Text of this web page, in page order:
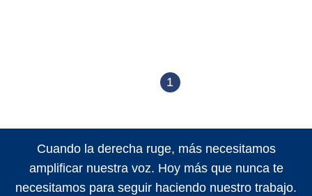
1
Cuando la derecha ruge, más necesitamos
amplificar nuestra voz. Hoy más que nunca te
necesitamos para seguir haciendo nuestro trabajo.